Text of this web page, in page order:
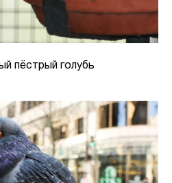
пёстрый голубь